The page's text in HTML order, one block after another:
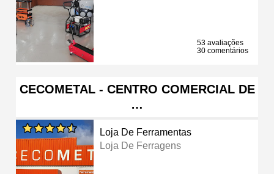
53 avaliações
30 comentários
CECOMETAL - CENTRO COMERCIAL DE
…
Loja De Ferramentas
Loja De Ferragens